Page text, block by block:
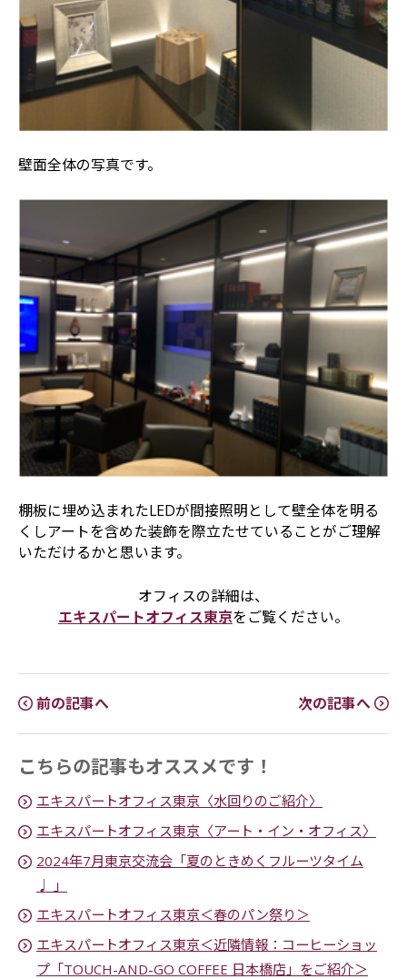
壁面全体の写真です。
棚板に埋め込まれたLEDが間接照明として壁全体を明る
くしアートを含めた装飾を際立たせていることがご理解
いただけるかと思います。
オフィスの詳細は、
エキスパートオフィス東京をご覧ください。
前の記事へ 次の記事へ
こちらの記事もオススメです！
エキスパートオフィス東京〈水回りのご紹介〉
エキスパートオフィス東京〈アート・イン・オフィス〉
2024年7月東京交流会「夏のときめくフルーツタイム
♩ 」
エキスパートオフィス東京＜春のパン祭り＞
エキスパートオフィス東京＜近隣情報：コーヒーショッ
プ「TOUCH-AND-GO COFFEE 日本橋店」をご紹介＞